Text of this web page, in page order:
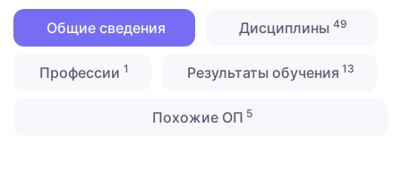
Общие сведения Дисциплины 49
Профессии 1 Результаты обучения 13
Похожие ОП 5